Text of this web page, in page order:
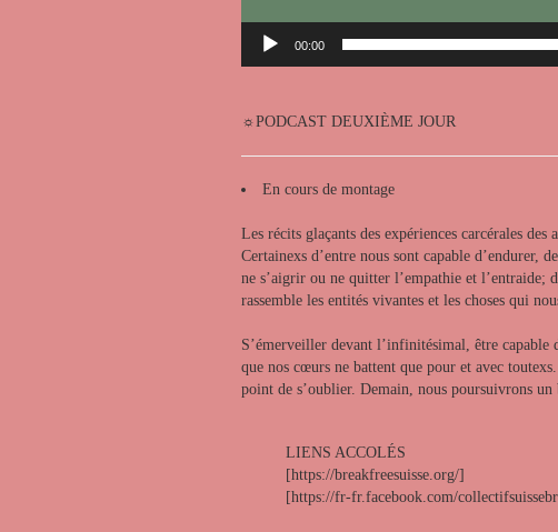
00:00
☼PODCAST DEUXIÈME JOUR
En cours de montage
Les récits glaçants des expériences carcérales
Certainexs d’entre nous sont capable d’endurer,
ne s’aigrir ou ne quitter l’empathie et l’entraide;
rassemble les entités vivantes et les choses qui
S’émerveiller devant l’infinitésimal, être capable
que nos cœurs ne battent que pour et avec
point de s’oublier. Demain, nous poursuivrons
LIENS ACCOLÉS
[https://breakfreesuisse.org/]
[https://fr-fr.facebook.com/